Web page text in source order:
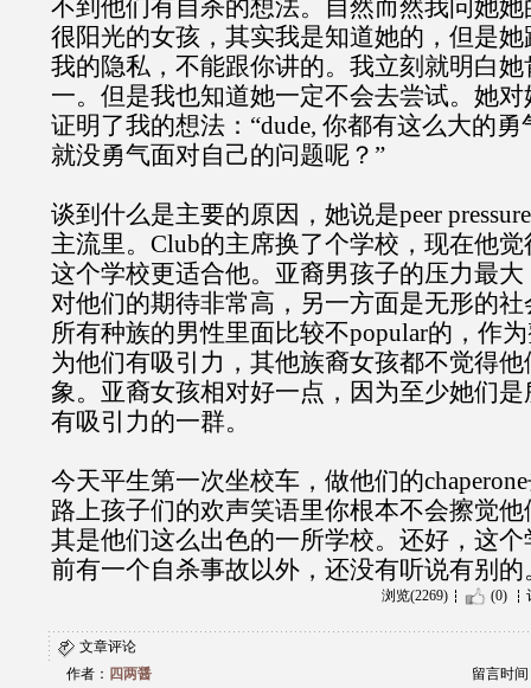
不到他们有自杀的想法。自然而然我问她
很阳光的女孩，其实我是知道她的，但是
我的隐私，不能跟你讲的。我立刻就明白
一。但是我也知道她一定不会去尝试。她
证明了我的想法：“dude, 你都有这么大的
就没勇气面对自己的问题呢？”
谈到什么是主要的原因，她说是peer
主流里。Club的主席换了个学校，现在他
这个学校更适合他。亚裔男孩子的压力最
对他们的期待非常高，另一方面是无形的
所有种族的男性里面比较不popular的，作
为他们有吸引力，其他族裔女孩都不觉得
象。亚裔女孩相对好一点，因为至少她们
有吸引力的一群。
今天平生第一次坐校车，做他们的
路上孩子们的欢声笑语里你根本不会擦觉
其是他们这么出色的一所学校。还好，这
前有一个自杀事故以外，还没有听说有别
浏览(2269) (0)
文章评论
作者： 四两醤 留言时间